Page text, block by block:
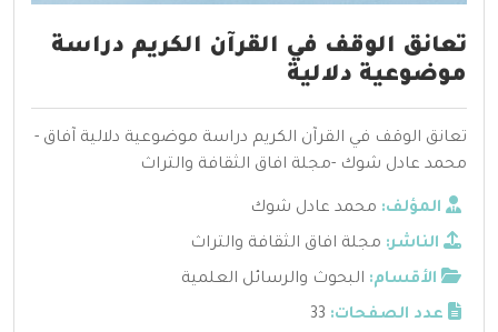
تعانق الوقف في القرآن الكريم دراسة
موضوعية دلالية
تعانق الوقف في القرآن الكريم دراسة موضوعية دلالية آفاق -
محمد عادل شوك -مجلة افاق الثقافة والتراث
المؤلف: محمد عادل شوك
الناشر: مجلة افاق الثقافة والتراث
الأقسام: البحوث والرسائل العلمية
عدد الصفحات: 33